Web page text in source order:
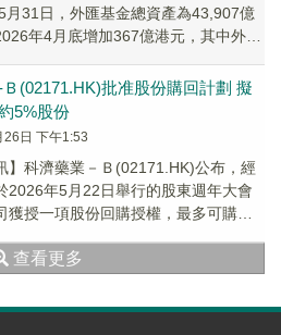
月31日，外匯基金總資產為43,907億
年4月底增加367億港元，其中外幣
(02171.HK)批准股份購回計劃 擬
5%股份
日 下午1:53
】科濟藥業－Ｂ(02171.HK)公布，經
2026年5月22日舉行的股東週年大會
獲授一項股份回購授權，最多可購回
查看更多